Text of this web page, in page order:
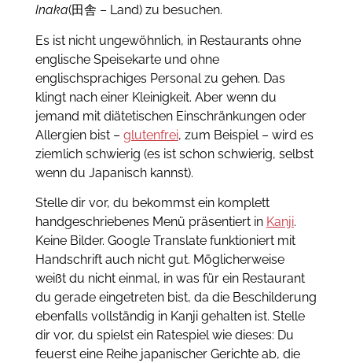
Inaka(田舎 – Land) zu besuchen.
Es ist nicht ungewöhnlich, in Restaurants ohne
englische Speisekarte und ohne
englischsprachiges Personal zu gehen. Das
klingt nach einer Kleinigkeit. Aber wenn du
jemand mit diätetischen Einschränkungen oder
Allergien bist – glutenfrei, zum Beispiel – wird es
ziemlich schwierig (es ist schon schwierig, selbst
wenn du Japanisch kannst).
Stelle dir vor, du bekommst ein komplett
handgeschriebenes Menü präsentiert in Kanji.
Keine Bilder. Google Translate funktioniert mit
Handschrift auch nicht gut. Möglicherweise
weißt du nicht einmal, in was für ein Restaurant
du gerade eingetreten bist, da die Beschilderung
ebenfalls vollständig in Kanji gehalten ist. Stelle
dir vor, du spielst ein Ratespiel wie dieses: Du
feuerst eine Reihe japanischer Gerichte ab, die